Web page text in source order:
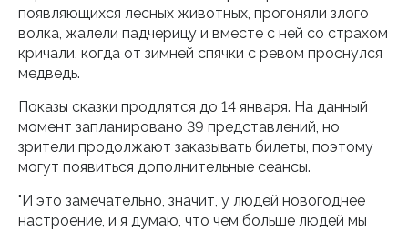
появляющихся лесных животных, прогоняли злого
волка, жалели падчерицу и вместе с ней со страхом
кричали, когда от зимней спячки с ревом проснулся
медведь.
Показы сказки продлятся до 14 января. На данный
момент запланировано 39 представлений, но
зрители продолжают заказывать билеты, поэтому
могут появиться дополнительные сеансы.
"И это замечательно, значит, у людей новогоднее
настроение, и я думаю, что чем больше людей мы